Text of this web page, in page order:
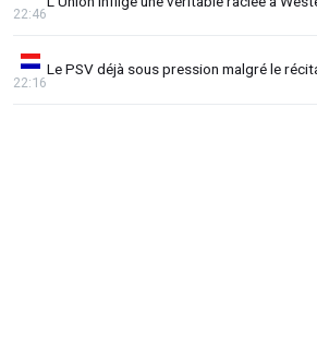
22:46
Le PSV déjà sous pression malgré le
22:16